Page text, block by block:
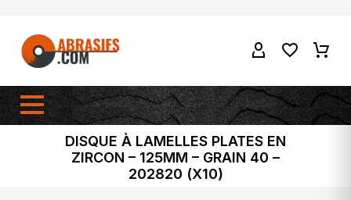
DISQUE À LAMELLES PLATES EN
ZIRCON – 125MM – GRAIN 40 –
202820 (X10)